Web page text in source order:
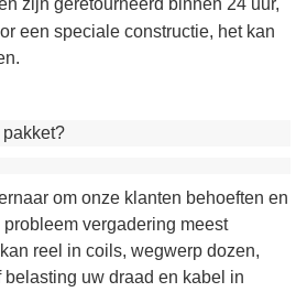
zijn geretourneerd binnen 24 uur,
een speciale constructie, het kan
pakket?
om onze klanten behoeften en
vergadering meest
reel in coils, wegwerp dozen,
uw draad en kabel in